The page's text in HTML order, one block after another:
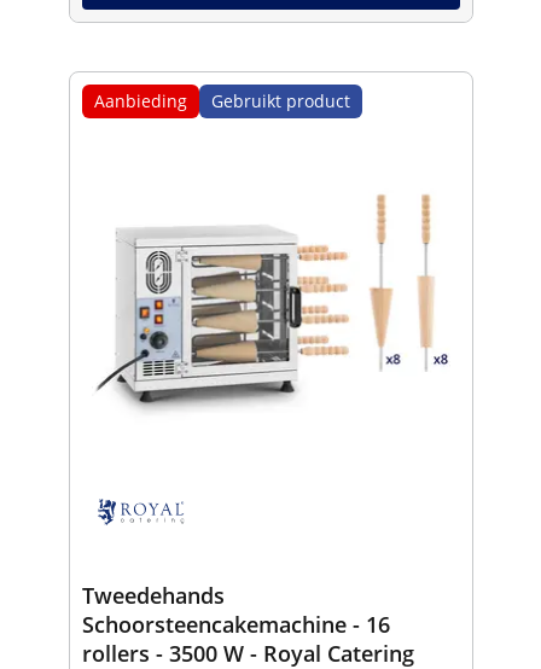
Aanbieding Gebruikt product
Tweedehands
Schoorsteencakemachine - 16
rollers - 3500 W - Royal Catering